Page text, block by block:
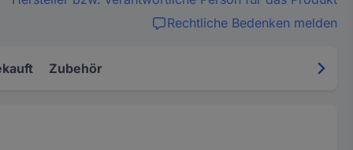
Rechtliche Bedenken melden
Zubehör